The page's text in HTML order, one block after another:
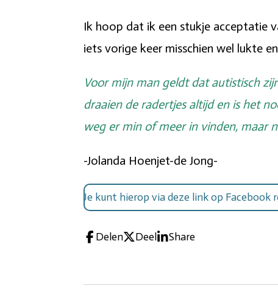
Ik hoop dat ik een stukje acceptatie
iets vorige keer misschien wel lukte
Voor mijn man geldt dat autistisch
draaien de radertjes altijd en is het
weg er min of meer in vinden, maar
-Jolanda Hoenjet-de Jong-
Je kunt hierop via deze link op Facebook
Delen Deel Share